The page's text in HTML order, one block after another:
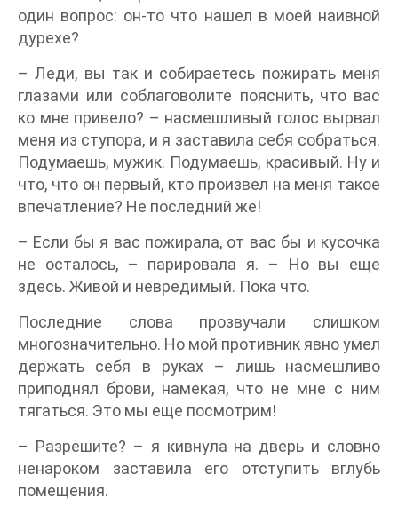
один вопрос: он-то что нашел в моей наивной
дурехе?
– Леди, вы так и собираетесь пожирать меня
глазами или соблаговолите пояснить, что вас
ко мне привело? – насмешливый голос вырвал
меня из ступора, и я заставила себя собраться.
Подумаешь, мужик. Подумаешь, красивый. Ну и
что, что он первый, кто произвел на меня такое
впечатление? Не последний же!
– Если бы я вас пожирала, от вас бы и кусочка
не осталось, – парировала я. – Но вы еще
здесь. Живой и невредимый. Пока что.
Последние слова прозвучали слишком
многозначительно. Но мой противник явно умел
держать себя в руках – лишь насмешливо
приподнял брови, намекая, что не мне с ним
тягаться. Это мы еще посмотрим!
– Разрешите? – я кивнула на дверь и словно
ненароком заставила его отступить вглубь
помещения.